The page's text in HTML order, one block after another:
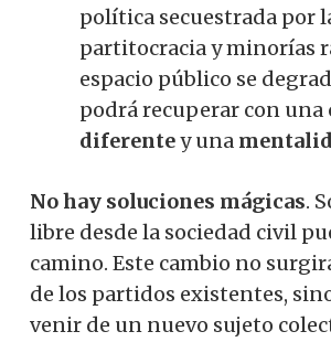
política secuestrada por
partitocracia y minorías
espacio público se
podrá recuperar con una
diferentey una
No hay soluciones mágicas.
libre desde la sociedad civil
camino. Este cambio no
de los partidos existentes,
venir de un nuevo sujeto